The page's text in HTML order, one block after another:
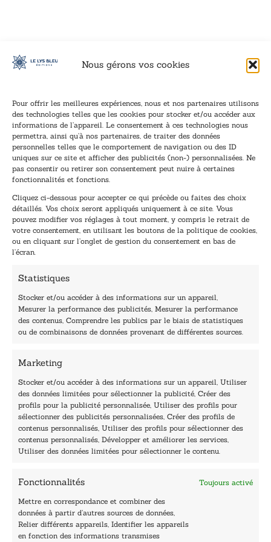
Nous gérons vos cookies
Pour offrir les meilleures expériences, nous et nos partenaires utilisons
des technologies telles que les cookies pour stocker et/ou accéder aux
informations de l’appareil. Le consentement à ces technologies nous
permettra, ainsi qu’à nos partenaires, de traiter des données
personnelles telles que le comportement de navigation ou des ID
uniques sur ce site et afficher des publicités (non-) personnalisées. Ne
pas consentir ou retirer son consentement peut nuire à certaines
fonctionnalités et fonctions.
Cliquez ci-dessous pour accepter ce qui précède ou faites des choix
détaillés. Vos choix seront appliqués uniquement à ce site. Vous
pouvez modifier vos réglages à tout moment, y compris le retrait de
votre consentement, en utilisant les boutons de la politique de cookies,
ou en cliquant sur l’onglet de gestion du consentement en bas de
l’écran.
Statistiques
Stocker et/ou accéder à des informations sur un appareil,
Mesurer la performance des publicités, Mesurer la performance
des contenus, Comprendre les publics par le biais de statistiques
ou de combinaisons de données provenant de différentes sources.
Marketing
Stocker et/ou accéder à des informations sur un appareil, Utiliser
des données limitées pour sélectionner la publicité, Créer des
profils pour la publicité personnalisée, Utiliser des profils pour
sélectionner des publicités personnalisées, Créer des profils de
contenus personnalisés, Utiliser des profils pour sélectionner des
contenus personnalisés, Développer et améliorer les services,
Utiliser des données limitées pour sélectionner le contenu.
Fonctionnalités Toujours activé
Mettre en correspondance et combiner des
données à partir d’autres sources de données,
Relier différents appareils, Identifier les appareils
en fonction des informations transmises
Inscription à la newsletter
Inscrivez-vous à notre newsletter et recevez nos
dernières nouvelles.
-
m
a
i
l
a
i
l
E
m
a
i
l
*
TENEZ-MOI AU COURANT !
40, rue du Louvre 75001 Paris
Horaires du standard
De mardi à vendredi :
9h - 12h et 13h30 - 16h30
Lundi, samedi et dimanche : fermé
Navigation
Accueil
Les Plumes du Lys Bleu
Prix sciences humaines et sociales
Nos collections
Nos auteurs
Catalogue